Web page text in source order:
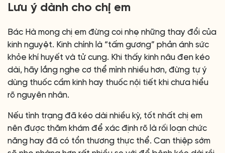
Lưu ý dành cho chị em
Bác Hà mong chị em đừng coi nhẹ những thay đổi của
kinh nguyệt. Kinh chính là “tấm gương” phản ánh sức
khỏe khí huyết và tử cung. Khi thấy kinh nâu đen kéo
dài, hãy lắng nghe cơ thể mình nhiều hơn, đừng tự ý
dùng thuốc cầm kinh hay thuốc nội tiết khi chưa hiểu
rõ nguyên nhân.
Nếu tình trạng đã kéo dài nhiều kỳ, tốt nhất chị em
nên được thăm khám để xác định rõ là rối loạn chức
năng hay đã có tổn thương thực thể. Can thiệp sớm